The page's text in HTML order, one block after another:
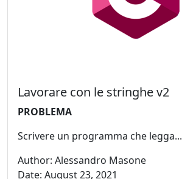
Lavorare con le stringhe v2
PROBLEMA
Scrivere un programma che legga...
Author: Alessandro Masone
Date: August 23, 2021